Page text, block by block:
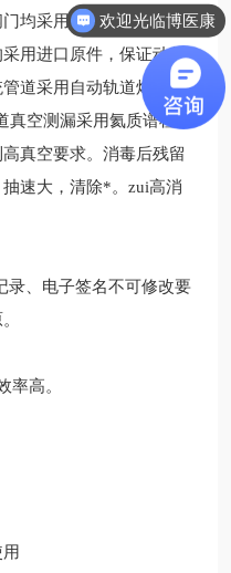
均采用耐温可达350℃以
用进口原件，保证动作
道采用自动轨道焊接，
真空测漏采用氦质谱检测
真空要求。消毒后残留
速大，清除*。zui高消
录、电子签名不可修改要
率高。
欢迎光临博医康